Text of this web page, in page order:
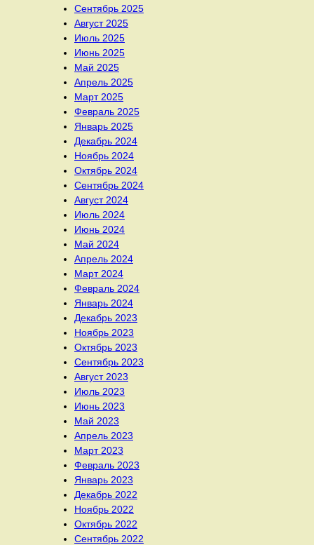
Сентябрь 2025
Август 2025
Июль 2025
Июнь 2025
Май 2025
Апрель 2025
Март 2025
Февраль 2025
Январь 2025
Декабрь 2024
Ноябрь 2024
Октябрь 2024
Сентябрь 2024
Август 2024
Июль 2024
Июнь 2024
Май 2024
Апрель 2024
Март 2024
Февраль 2024
Январь 2024
Декабрь 2023
Ноябрь 2023
Октябрь 2023
Сентябрь 2023
Август 2023
Июль 2023
Июнь 2023
Май 2023
Апрель 2023
Март 2023
Февраль 2023
Январь 2023
Декабрь 2022
Ноябрь 2022
Октябрь 2022
Сентябрь 2022